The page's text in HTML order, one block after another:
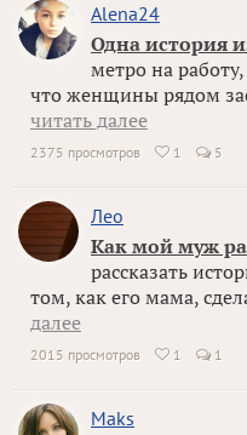
Alena24
Одна история
метро на
что женщины рядом
читать далее
2375 просмотров  1 5
Лео
Как мой муж
рассказать
том, как его мама,
далее
2015 просмотров  1 1
Maks